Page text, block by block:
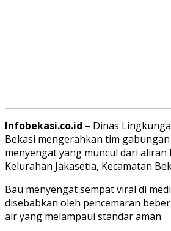
Infobekasi.co.id – Dinas
Bekasi mengerahkan tim
menyengat yang muncul dari aliran
Kelurahan Jakasetia, Kecamatan
Bau menyengat sempat viral di
disebabkan oleh pencemaran
air yang melampaui standar aman.